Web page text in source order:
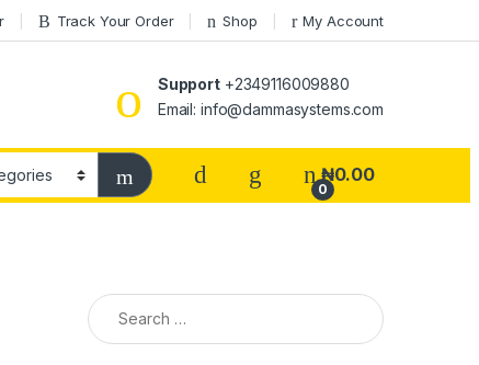
Track Your Order Shop My Account
Support+2349116009880
Email: info@dammasystems.com
0
₦0.00
Search for: